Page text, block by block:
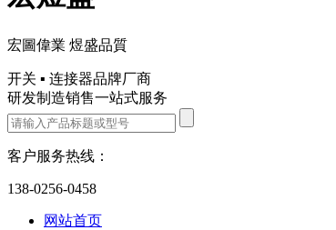
宏圖偉業 煜盛品質
开关 ▪ 连接器品牌厂商
研发制造销售一站式服务
客户服务热线：
138-0256-0458
网站首页